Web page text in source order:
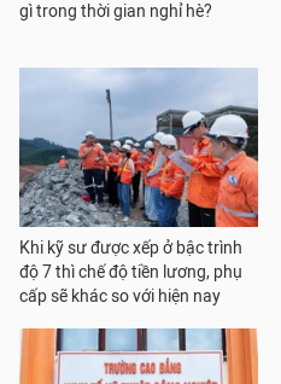
gì trong thời gian nghỉ hè?
Khi kỹ sư được xếp ở bậc trình
độ 7 thì chế độ tiền lương, phụ
cấp sẽ khác so với hiện nay